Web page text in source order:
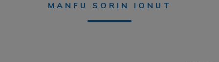
MANFU SORIN IONUT